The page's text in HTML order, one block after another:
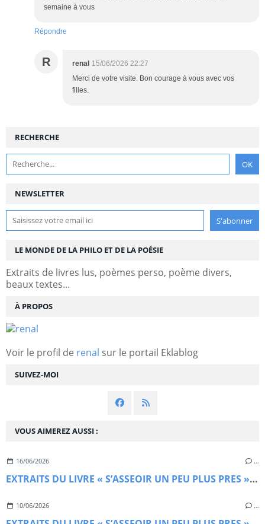
semaine à vous
Répondre
R renal 15/06/2026 22:27
Merci de votre visite. Bon courage à vous avec vos
filles.
NEWSLETTER
SUIVEZ-MOI
RECHERCHE
LE MONDE DE LA PHILO ET DE LA POÉSIE
Extraits de livres lus, poèmes perso, poème divers,
beaux textes...
À PROPOS
Voir le profil de renal sur le portail Eklablog
VOUS AIMEREZ AUSSI :
16/06/2026 …
EXTRAITS DU LIVRE « S’ASSEOIR UN PEU PLUS PRES » De GEOFFREY WION FLORENS (5)
10/06/2026 …